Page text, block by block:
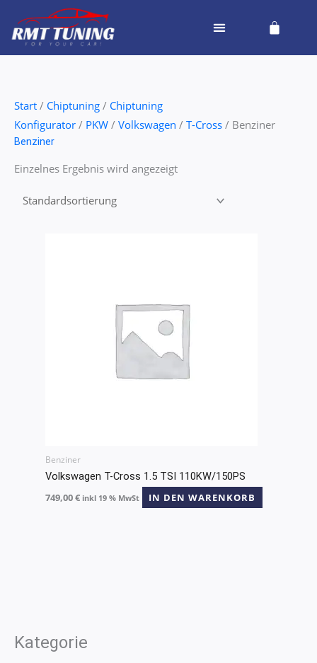
Inhalt
springen
Cart
Kategorie
Start / Chiptuning / Chiptuning
Konfigurator / PKW / Volkswagen / T-Cross / Benziner
Benziner
Einzelnes Ergebnis wird angezeigt
Benziner
Volkswagen T-Cross 1.5 TSI 110KW/150PS
749,00€ inkl 19 % MwSt IN DEN WARENKORB